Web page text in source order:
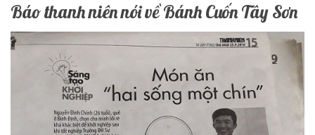
Báo thanh niên nói về Bánh Cuốn Tây Sơn